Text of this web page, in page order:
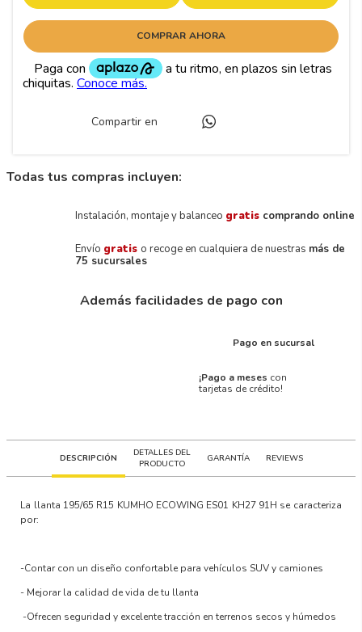
COMPRAR AHORA
Compartir en
Todas tus compras incluyen:
Instalación, montaje y balanceo gratis comprando online
Envío gratis o recoge en cualquiera de nuestras más de
75 sucursales
Además facilidades de pago con
Pago en sucursal
¡Pago a meses con
tarjetas de crédito!
DESCRIPCIÓN
DETALLES DEL
PRODUCTO
GARANTÍA REVIEWS
La llanta 195/65 R15 KUMHO ECOWING ES01 KH27 91H se caracteriza
por:
-Contar con un diseño confortable para vehículos SUV y camiones
- Mejorar la calidad de vida de tu llanta
-Ofrecen seguridad y excelente tracción en terrenos secos y húmedos